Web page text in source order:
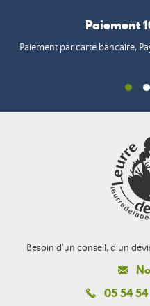
Paiement
Paiement par carte bancaire,
Besoin d'un conseil, d'un
05 54 54